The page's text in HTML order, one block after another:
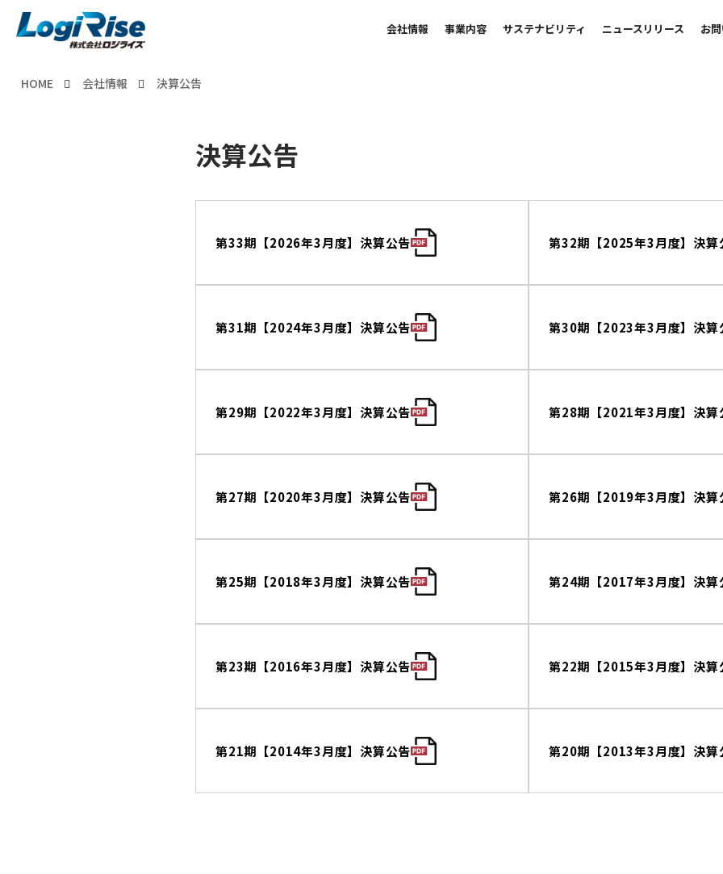
会社情報 事業内容 サステナビリティ ニュースリリース お
HOME 会社情報 決算公告
決算公告
第33期【2026年3月度】決算公告 第32期【2025年3月度】決算
第31期【2024年3月度】決算公告 第30期【2023年3月度】決算
第29期【2022年3月度】決算公告 第28期【2021年3月度】決算
第27期【2020年3月度】決算公告 第26期【2019年3月度】決算
第25期【2018年3月度】決算公告 第24期【2017年3月度】決算
第23期【2016年3月度】決算公告 第22期【2015年3月度】決算
第21期【2014年3月度】決算公告 第20期【2013年3月度】決算